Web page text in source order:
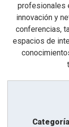
profesionales
innovación y
conferencias,
espacios de
Categoría